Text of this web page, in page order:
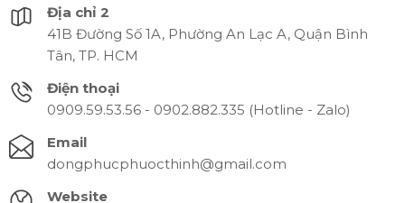
Địa chỉ 2
41B Đường Số 1A, Phường An Lạc A, Quận Bình
Tân, TP. HCM
Điện thoại
0909.59.53.56 - 0902.882.335 (Hotline - Zalo)
Email
dongphucphuocthinh@gmail.com
Website